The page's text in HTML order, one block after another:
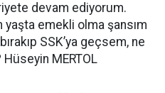
devam ediyorum.
yaşta emekli olma şansım
SSK’ya geçsem, ne
MERTOL